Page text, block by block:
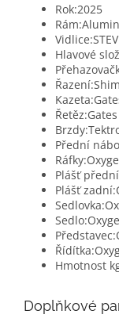
Rok:2025
Rám:
Vidlice:
Hlavové
Řazení:
Kazeta:
Řetěz:
Brzdy:
Přední
Ráfky:
Plášť
Plášť zadní:
Sedlovka:
Sedlo:
Představec:
Řídítka:
Hmotnost
Doplňkové